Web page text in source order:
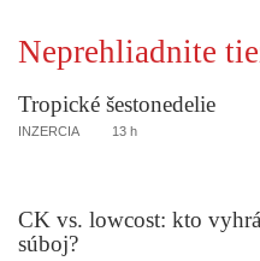
Neprehliadnite
Tropické šestonedelie
INZERCIA 13 h
CK vs. lowcost: kto
súboj?